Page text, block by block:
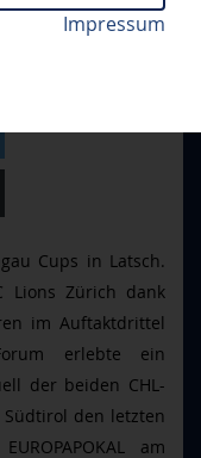
erstes Tor als
Cups in Latsch.
Lions Zürich dank
im Auftaktdrittel
erlebte ein
der beiden CHL-
den letzten
am
Impressum